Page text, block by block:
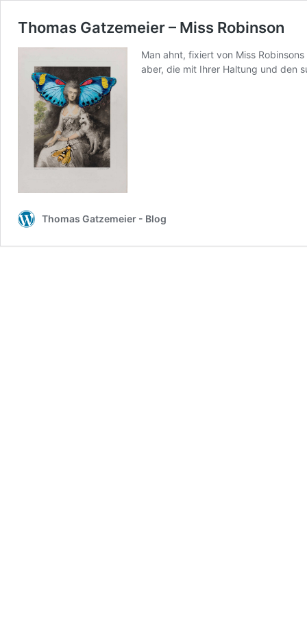
Thomas Gatzemeier – Miss Robinson
Man ahnt, fixiert von Miss
aber, die mit Ihrer Haltung und den
Thomas Gatzemeier - Blog